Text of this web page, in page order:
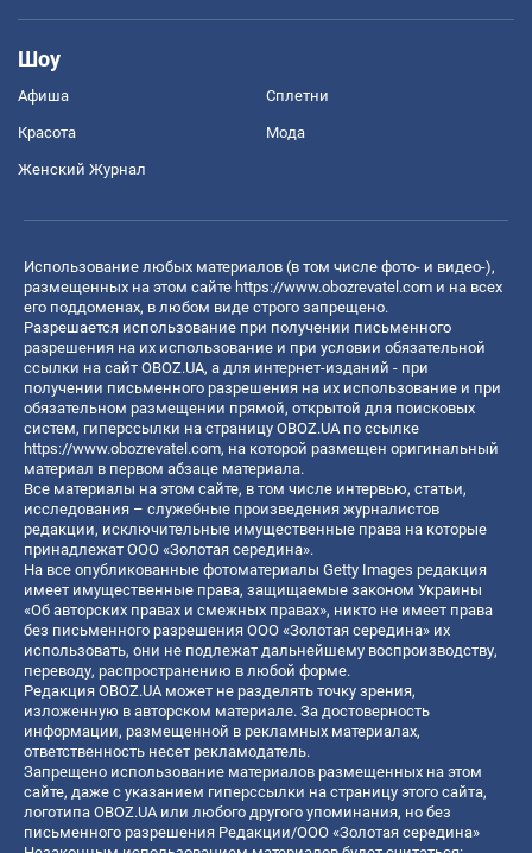
Шоу
Афиша Сплетни
Красота Мода
Женский Журнал
Использование любых материалов (в том числе фото- и видео-),
размещенных на этом сайте https://www.obozrevatel.com и на всех
его поддоменах, в любом виде строго запрещено.
Разрешается использование при получении письменного
разрешения на их использование и при условии обязательной
ссылки на сайт OBOZ.UA, а для интернет-изданий - при
получении письменного разрешения на их использование и при
обязательном размещении прямой, открытой для поисковых
систем, гиперссылки на страницу OBOZ.UA по ссылке
https://www.obozrevatel.com, на которой размещен оригинальный
материал в первом абзаце материала.
Все материалы на этом сайте, в том числе интервью, статьи,
исследования – служебные произведения журналистов
редакции, исключительные имущественные права на которые
принадлежат ООО «Золотая середина».
На все опубликованные фотоматериалы Getty Images редакция
имеет имущественные права, защищаемые законом Украины
«Об авторских правах и смежных правах», никто не имеет права
без письменного разрешения ООО «Золотая середина» их
использовать, они не подлежат дальнейшему воспроизводству,
переводу, распространению в любой форме.
Редакция OBOZ.UA может не разделять точку зрения,
изложенную в авторском материале. За достоверность
информации, размещенной в рекламных материалах,
ответственность несет рекламодатель.
Запрещено использование материалов размещенных на этом
сайте, даже с указанием гиперссылки на страницу этого сайта,
логотипа OBOZ.UA или любого другого упоминания, но без
письменного разрешения Редакции/ООО «Золотая середина»